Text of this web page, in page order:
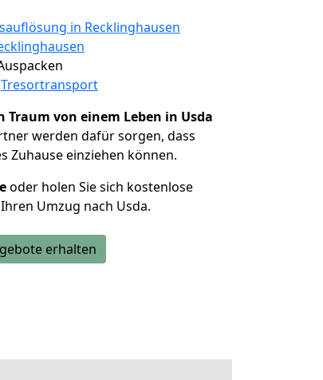
in Recklinghausen
Tresortransport
Traum von einem Leben in Usda
werden dafür sorgen, dass
Zuhause einziehen können.
oder holen Sie sich kostenlose
Umzug nach Usda.
erhalten